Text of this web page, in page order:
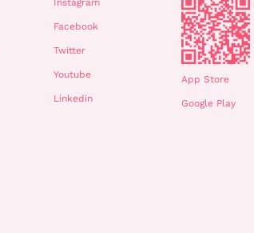
Facebook
Twitter
Youtube
Linkedin
App Store
Google Play